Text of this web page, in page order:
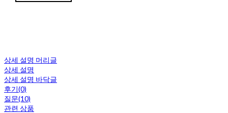
상세 설명 머리글
상세 설명
상세 설명 바닥글
후기(0)
질문(10)
관련 상품